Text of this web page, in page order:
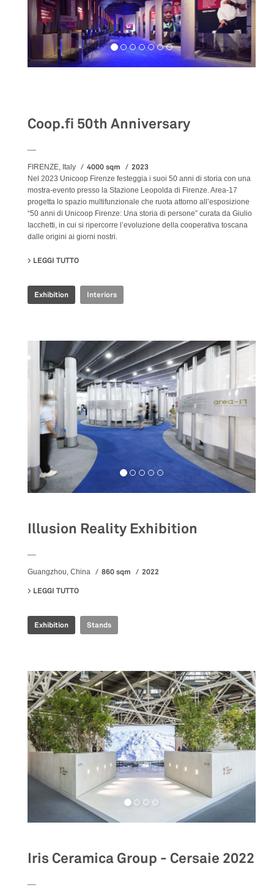
Coop.fi 50th Anniversary
FIRENZE, Italy 4000 sqm 2023
Nel 2023 Unicoop Firenze festeggia i suoi 50 anni di storia con una
mostra-evento presso la Stazione Leopolda di Firenze. Area-17
progetta lo spazio multifunzionale che ruota attorno all’esposizione
“50 anni di Unicoop Firenze: Una storia di persone” curata da Giulio
Iacchetti, in cui si ripercorre l’evoluzione della cooperativa toscana
dalle origini ai giorni nostri.
LEGGI TUTTO
Exhibition Interiors
Illusion Reality Exhibition
Guangzhou, China 860 sqm
2022
LEGGI TUTTO
Exhibition Stands
Iris Ceramica Group - Cersaie 2022